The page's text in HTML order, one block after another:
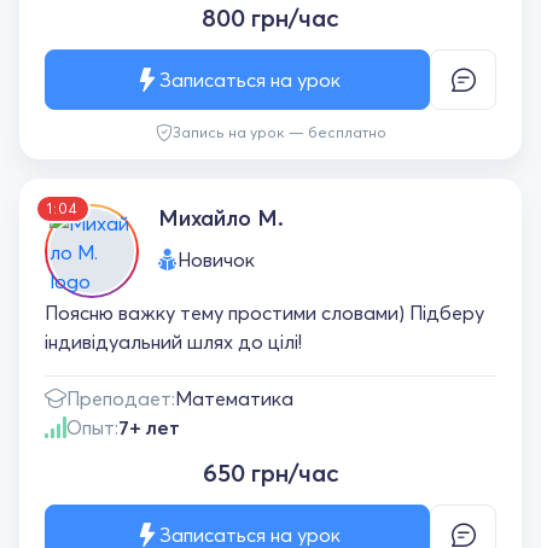
800 грн/час
Запись на урок — бесплатно
Записаться на урок
1:04 Михайло М.
Новичок
Поясню важку тему простими словами) Підберу
індивідуальний шлях до цілі!
Преподает:Математика
Опыт:7+ лет
650 грн/час
Записаться на урок